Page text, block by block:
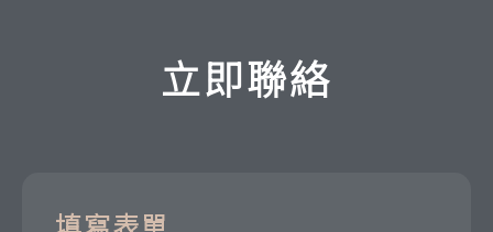
立即聯絡